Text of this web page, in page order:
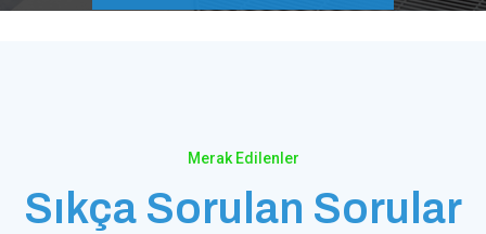
Merak Edilenler
Sıkça Sorulan Sorular